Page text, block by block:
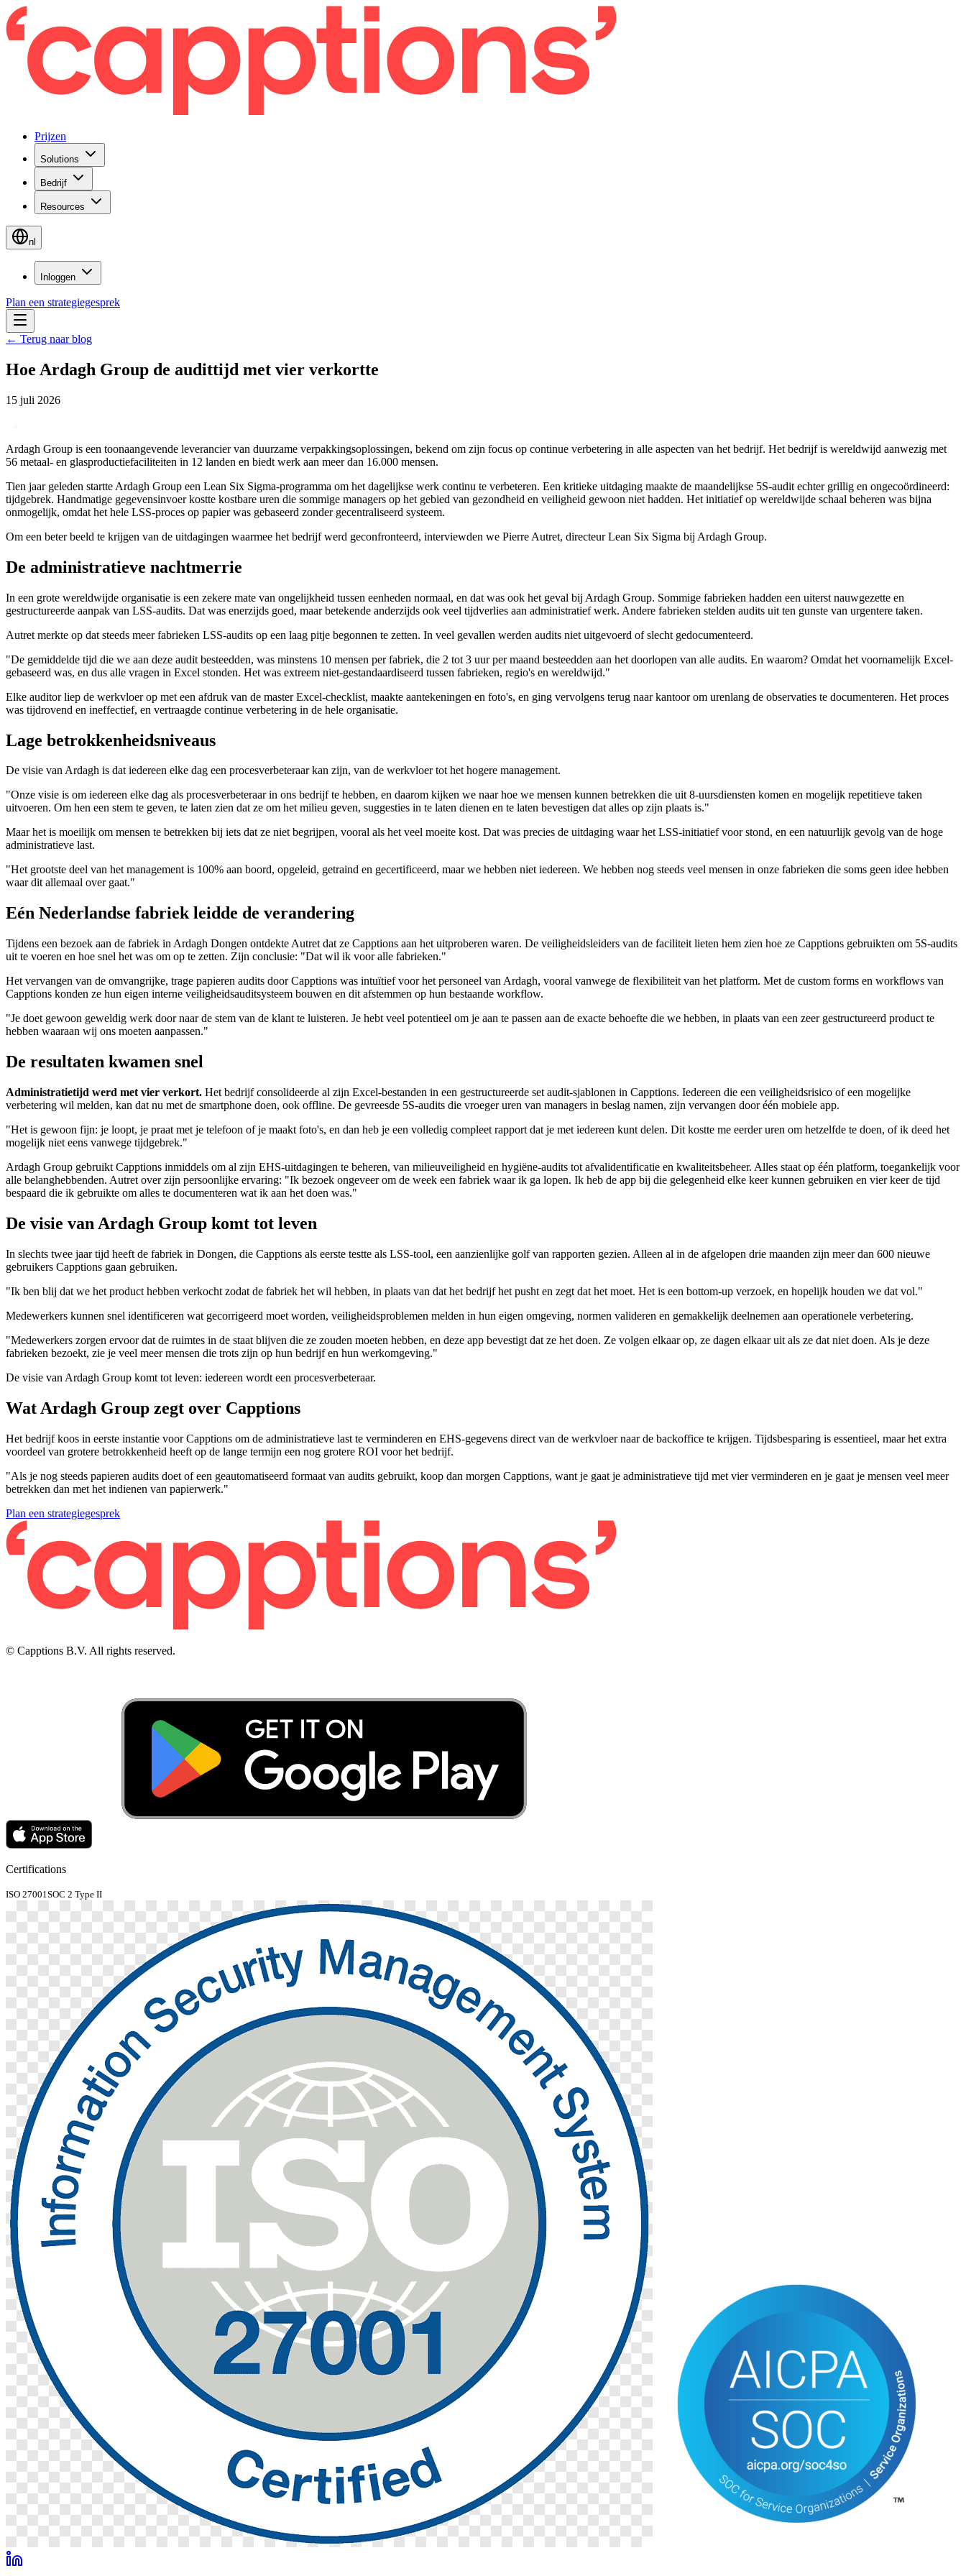
Prijzen
Solutions
Bedrijf
Resources
nl
Inloggen
Plan een strategiegesprek
← Terug naar blog
Hoe Ardagh Group de audittijd met vier verkortte
15 juli 2026
Ardagh Group is een toonaangevende leverancier van duurzame verpakkingsoplossingen, bekend om zijn focus op continue verbetering in alle aspecten van het bedrijf. Het bedrijf is wereldwijd aanwezig met
56 metaal- en glasproductiefaciliteiten in 12 landen en biedt werk aan meer dan 16.000 mensen.
Tien jaar geleden startte Ardagh Group een Lean Six Sigma-programma om het dagelijkse werk continu te verbeteren. Een kritieke uitdaging maakte de maandelijkse 5S-audit echter grillig en ongecoördineerd:
tijdgebrek. Handmatige gegevensinvoer kostte kostbare uren die sommige managers op het gebied van gezondheid en veiligheid gewoon niet hadden. Het initiatief op wereldwijde schaal beheren was bijna
onmogelijk, omdat het hele LSS-proces op papier was gebaseerd zonder gecentraliseerd systeem.
Om een beter beeld te krijgen van de uitdagingen waarmee het bedrijf werd geconfronteerd, interviewden we Pierre Autret, directeur Lean Six Sigma bij Ardagh Group.
De administratieve nachtmerrie
In een grote wereldwijde organisatie is een zekere mate van ongelijkheid tussen eenheden normaal, en dat was ook het geval bij Ardagh Group. Sommige fabrieken hadden een uiterst nauwgezette en
gestructureerde aanpak van LSS-audits. Dat was enerzijds goed, maar betekende anderzijds ook veel tijdverlies aan administratief werk. Andere fabrieken stelden audits uit ten gunste van urgentere taken.
Autret merkte op dat steeds meer fabrieken LSS-audits op een laag pitje begonnen te zetten. In veel gevallen werden audits niet uitgevoerd of slecht gedocumenteerd.
"De gemiddelde tijd die we aan deze audit besteedden, was minstens 10 mensen per fabriek, die 2 tot 3 uur per maand besteedden aan het doorlopen van alle audits. En waarom? Omdat het voornamelijk Excel-
gebaseerd was, en dus alle vragen in Excel stonden. Het was extreem niet-gestandaardiseerd tussen fabrieken, regio's en wereldwijd."
Elke auditor liep de werkvloer op met een afdruk van de master Excel-checklist, maakte aantekeningen en foto's, en ging vervolgens terug naar kantoor om urenlang de observaties te documenteren. Het proces
was tijdrovend en ineffectief, en vertraagde continue verbetering in de hele organisatie.
Lage betrokkenheidsniveaus
De visie van Ardagh is dat iedereen elke dag een procesverbeteraar kan zijn, van de werkvloer tot het hogere management.
"Onze visie is om iedereen elke dag als procesverbeteraar in ons bedrijf te hebben, en daarom kijken we naar hoe we mensen kunnen betrekken die uit 8-uursdiensten komen en mogelijk repetitieve taken
uitvoeren. Om hen een stem te geven, te laten zien dat ze om het milieu geven, suggesties in te laten dienen en te laten bevestigen dat alles op zijn plaats is."
Maar het is moeilijk om mensen te betrekken bij iets dat ze niet begrijpen, vooral als het veel moeite kost. Dat was precies de uitdaging waar het LSS-initiatief voor stond, en een natuurlijk gevolg van de hoge
administratieve last.
"Het grootste deel van het management is 100% aan boord, opgeleid, getraind en gecertificeerd, maar we hebben niet iedereen. We hebben nog steeds veel mensen in onze fabrieken die soms geen idee hebben
waar dit allemaal over gaat."
Eén Nederlandse fabriek leidde de verandering
Tijdens een bezoek aan de fabriek in Ardagh Dongen ontdekte Autret dat ze Capptions aan het uitproberen waren. De veiligheidsleiders van de faciliteit lieten hem zien hoe ze Capptions gebruikten om 5S-audits
uit te voeren en hoe snel het was om op te zetten. Zijn conclusie: "Dat wil ik voor alle fabrieken."
Het vervangen van de omvangrijke, trage papieren audits door Capptions was intuïtief voor het personeel van Ardagh, vooral vanwege de flexibiliteit van het platform. Met de custom forms en workflows van
Capptions konden ze hun eigen interne veiligheidsauditsysteem bouwen en dit afstemmen op hun bestaande workflow.
"Je doet gewoon geweldig werk door naar de stem van de klant te luisteren. Je hebt veel potentieel om je aan te passen aan de exacte behoefte die we hebben, in plaats van een zeer gestructureerd product te
hebben waaraan wij ons moeten aanpassen."
De resultaten kwamen snel
Administratietijd werd met vier verkort. Het bedrijf consolideerde al zijn Excel-bestanden in een gestructureerde set audit-sjablonen in Capptions. Iedereen die een veiligheidsrisico of een mogelijke
verbetering wil melden, kan dat nu met de smartphone doen, ook offline. De gevreesde 5S-audits die vroeger uren van managers in beslag namen, zijn vervangen door één mobiele app.
"Het is gewoon fijn: je loopt, je praat met je telefoon of je maakt foto's, en dan heb je een volledig compleet rapport dat je met iedereen kunt delen. Dit kostte me eerder uren om hetzelfde te doen, of ik deed het
mogelijk niet eens vanwege tijdgebrek."
Ardagh Group gebruikt Capptions inmiddels om al zijn EHS-uitdagingen te beheren, van milieuveiligheid en hygiëne-audits tot afvalidentificatie en kwaliteitsbeheer. Alles staat op één platform, toegankelijk voor
alle belanghebbenden. Autret over zijn persoonlijke ervaring: "Ik bezoek ongeveer om de week een fabriek waar ik ga lopen. Ik heb de app bij die gelegenheid elke keer kunnen gebruiken en vier keer de tijd
bespaard die ik gebruikte om alles te documenteren wat ik aan het doen was."
De visie van Ardagh Group komt tot leven
In slechts twee jaar tijd heeft de fabriek in Dongen, die Capptions als eerste testte als LSS-tool, een aanzienlijke golf van rapporten gezien. Alleen al in de afgelopen drie maanden zijn meer dan 600 nieuwe
gebruikers Capptions gaan gebruiken.
"Ik ben blij dat we het product hebben verkocht zodat de fabriek het wil hebben, in plaats van dat het bedrijf het pusht en zegt dat het moet. Het is een bottom-up verzoek, en hopelijk houden we dat vol."
Medewerkers kunnen snel identificeren wat gecorrigeerd moet worden, veiligheidsproblemen melden in hun eigen omgeving, normen valideren en gemakkelijk deelnemen aan operationele verbetering.
"Medewerkers zorgen ervoor dat de ruimtes in de staat blijven die ze zouden moeten hebben, en deze app bevestigt dat ze het doen. Ze volgen elkaar op, ze dagen elkaar uit als ze dat niet doen. Als je deze
fabrieken bezoekt, zie je veel meer mensen die trots zijn op hun bedrijf en hun werkomgeving."
De visie van Ardagh Group komt tot leven: iedereen wordt een procesverbeteraar.
Wat Ardagh Group zegt over Capptions
Het bedrijf koos in eerste instantie voor Capptions om de administratieve last te verminderen en EHS-gegevens direct van de werkvloer naar de backoffice te krijgen. Tijdsbesparing is essentieel, maar het extra
voordeel van grotere betrokkenheid heeft op de lange termijn een nog grotere ROI voor het bedrijf.
"Als je nog steeds papieren audits doet of een geautomatiseerd formaat van audits gebruikt, koop dan morgen Capptions, want je gaat je administratieve tijd met vier verminderen en je gaat je mensen veel meer
betrekken dan met het indienen van papierwerk."
Plan een strategiegesprek
© Capptions B.V. All rights reserved.
Certifications
ISO 27001 SOC 2 Type II